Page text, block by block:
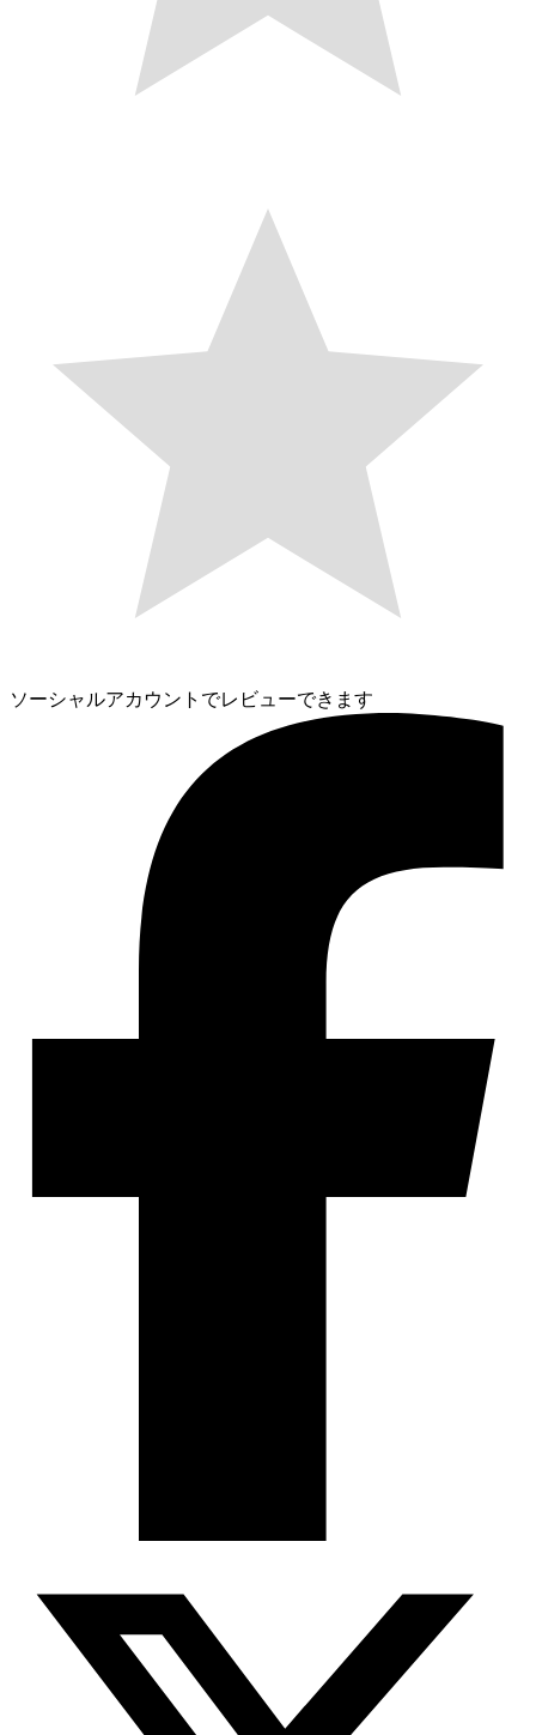
ソーシャルアカウントでレビューできます